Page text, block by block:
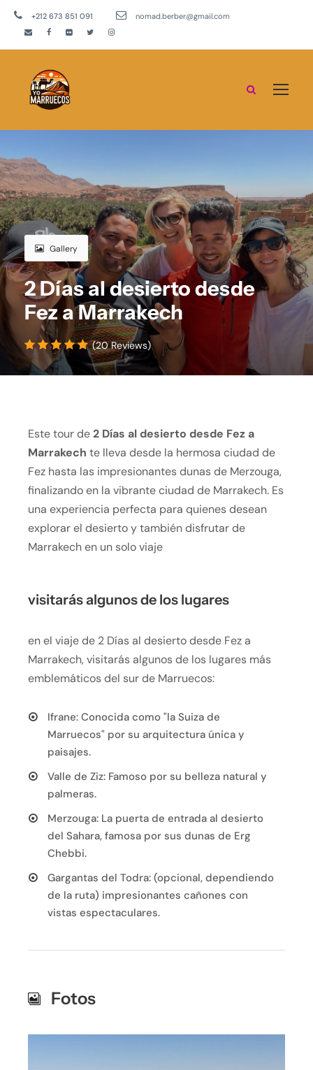
+212 673 851 091 nomad.berber@gmail.com
Gallery
2 Días al desierto desde
Fez a Marrakech
(20 Reviews)
Este tour de2 Días al desierto desde Fez a
Marrakech te lleva desde la hermosa ciudad de
Fez hasta las impresionantes dunas de Merzouga,
finalizando en la vibrante ciudad de Marrakech. Es
una experiencia perfecta para quienes desean
explorar el desierto y también disfrutar de
Marrakech en un solo viaje
visitarás algunos de los lugares
en el viaje de 2 Días al desierto desde Fez a
Marrakech, visitarás algunos de los lugares más
emblemáticos del sur de Marruecos:
Ifrane: Conocida como "la Suiza de
Marruecos" por su arquitectura única y
paisajes.
Valle de Ziz: Famoso por su belleza natural y
palmeras.
Merzouga: La puerta de entrada al desierto
del Sahara, famosa por sus dunas de Erg
Chebbi.
Gargantas del Todra: (opcional, dependiendo
de la ruta) impresionantes cañones con
vistas espectaculares.
Fotos